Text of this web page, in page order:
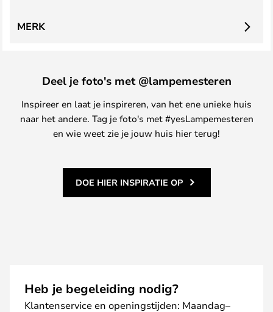
MERK
Deel je foto's met @lampemesteren
Inspireer en laat je inspireren, van het ene unieke huis
naar het andere. Tag je foto's met #yesLampemesteren
en wie weet zie je jouw huis hier terug!
DOE HIER INSPIRATIE OP
Heb je begeleiding nodig?
Klantenservice en openingstijden: Maandag–